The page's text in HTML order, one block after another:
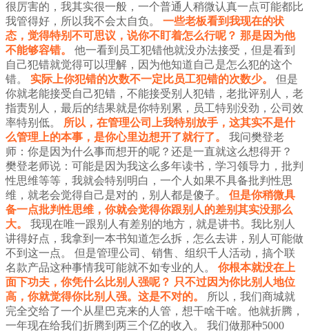
很厉害的，我其实很一般，一个普通人稍微认真一点可能都比
我管得好，所以我不会太自负。
一些老板看到我现在的状
态，觉得特别不可思议，说你不盯着怎么行呢？ 那是因为他
不能够容错。
他一看到员工犯错他就没办法接受，但是看到
自己犯错就觉得可以理解，因为他知道自己是怎么犯的这个
错。
实际上你犯错的次数不一定比员工犯错的次数少。
但是
你就老能接受自己犯错，不能接受别人犯错，老批评别人，老
指责别人，最后的结果就是你特别累，员工特别没劲，公司效
率特别低。
所以，在管理公司上我特别放手，这其实不是什
么管理上的本事，是你心里边想开了就行了。
我问樊登老
师：你是因为什么事而想开的呢？还是一直就这么想得开？
樊登老师说：可能是因为我这么多年读书，学习领导力，批判
性思维等等，我就会特别明白，一个人如果不具备批判性思
维，就老会觉得自己是对的，别人都是傻子。
但是你稍微具
备一点批判性思维，你就会觉得你跟别人的差别其实没那么
大。
我现在唯一跟别人有差别的地方，就是讲书。我比别人
讲得好点，我拿到一本书知道怎么拆，怎么去讲，别人可能做
不到这一点。
但是管理公司、销售、组织千人活动，搞个联
名款产品这种事情我可能就不如专业的人。
你根本就没在上
面下功夫，你凭什么比别人强呢？ 只不过因为你比别人地位
高，你就觉得你比别人强。这是不对的。
所以，我们商城就
完全交给了一个从星巴克来的人管，想干啥干啥。他就折腾，
一年现在给我们折腾到两三个亿的收入。
我们做那种5000